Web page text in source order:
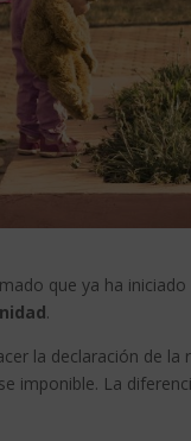
que ya ha
.
la declaración de
imponible. La